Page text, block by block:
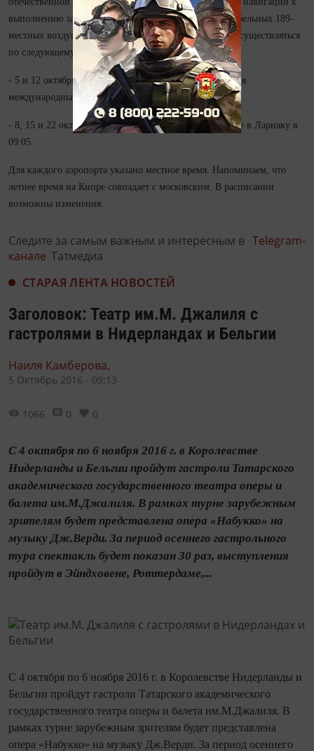
выполнению запланировано пять рейсов на комфортабельных 189-
местных воздушных судах Boeing 737. Вылеты будут осуществляться
по следующему графику:
- 5 и 12 октября вылет в 15:30 из Казани с прибытием в
международный аэропорт Ларнаки в 19:35;
- 8, 15 и 22 октября вылет из Казани в 05:00, прибытие в Ларнаку в
09:05.
Для каждого аэропорта указано местное время. Напоминаем, что
летнее время на Кипре совпадает с московским. В расписании
возможны изменения.
Следите за самым важным и интересным в Telegram-
канале Татмедиа
СТАРАЯ ЛЕНТА НОВОСТЕЙ
Заголовок: Театр им.М. Джалиля с
гастролями в Нидерландах и Бельгии
Наиля Камберова,
5 Октябрь 2016 - 09:13
1066 0 0
С 4 октября по 6 ноября 2016 г. в Королевстве
Нидерланды и Бельгии пройдут гастроли Татарского
академического государственного театра оперы и
балета им.М.Джалиля. В рамках турне зарубежным
зрителям будет представлена опера «Набукко» на
музыку Дж.Верди. За период осеннего гастрольного
тура спектакль будет показан 30 раз, выступления
пройдут в Эйндховене, Роттердаме,...
С 4 октября по 6 ноября 2016 г. в Королевстве Нидерланды и
Бельгии пройдут гастроли Татарского академического
государственного театра оперы и балета им.М.Джалиля. В
рамках турне зарубежным зрителям будет представлена
опера «Набукко» на музыку Дж.Верди. За период осеннего